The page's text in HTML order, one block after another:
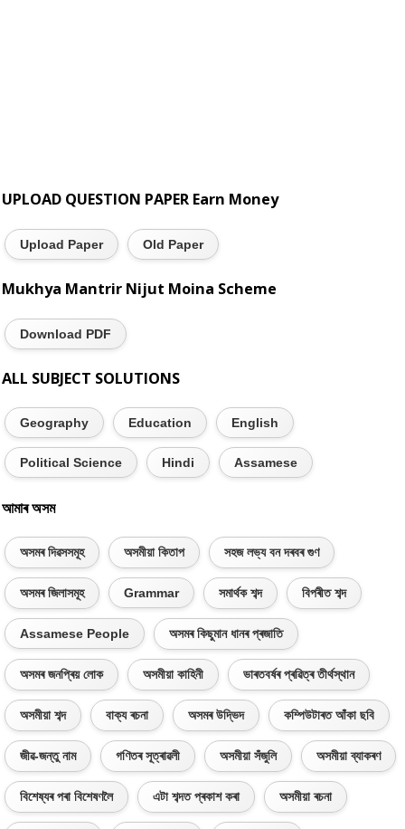
UPLOAD QUESTION PAPER Earn Money
Upload Paper Old Paper
Mukhya Mantrir Nijut Moina Scheme
Download PDF
ALL SUBJECT SOLUTIONS
Geography Education English
Political Science Hindi Assamese
আমাৰ অসম
অসমৰ দিৱসসমূহ অসমীয়া কিতাপ সহজ লভ্য বন দৰবৰ গুণ
অসমৰ জিলাসমূহ Grammar সমাৰ্থক শব্দ বিপৰীত শব্দ
Assamese People অসমৰ কিছুমান ধানৰ প্ৰজাতি
অসমৰ জনপ্ৰিয় লোক অসমীয়া কাহিনী ভাৰতবৰ্ষৰ প্ৰৱিত্ৰ তীৰ্থস্থান
অসমীয়া শব্দ বাক্য ৰচনা অসমৰ উদ্ভিদ কম্পিউটাৰত আঁকা ছবি
জীৱ-জন্তু নাম গণিতৰ সূত্ৰাৱলী অসমীয়া সঁজুলি অসমীয়া ব্যাকৰণ
বিশেষ্যৰ পৰা বিশেষণলৈ এটা শব্দত প্ৰকাশ কৰা অসমীয়া ৰচনা